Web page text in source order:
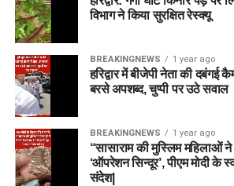
विभाग ने किया सुरक्षित रेस्क्यू
BREAKINGNEWS 1 year ago
हरिद्वार में बीजेपी नेता की
बरसे अपशब्द, चुप्पी पर उठे सवाल
BREAKINGNEWS 1 year ago
“सासाराम की मुस्लिम महिलाओं ने
‘ऑपरेशन सिन्दूर’, पीएम मोदी के
संदेश|